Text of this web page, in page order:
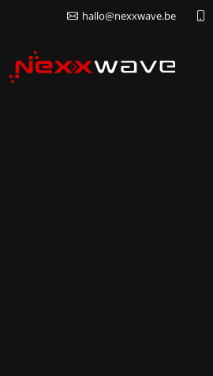
hallo@nexxwave.be